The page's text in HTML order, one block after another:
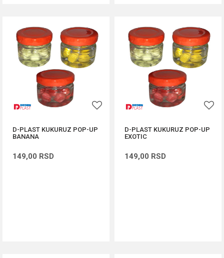
D-PLAST KUKURUZ POP-UP
BANANA
149,00 RSD
D-PLAST KUKURUZ POP-UP
EXOTIC
149,00 RSD